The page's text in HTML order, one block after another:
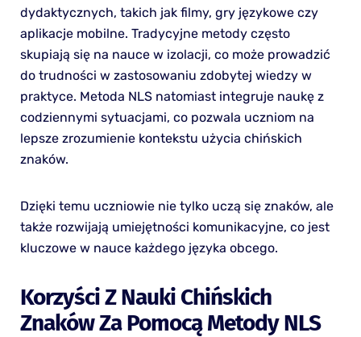
dydaktycznych, takich jak filmy, gry językowe czy
aplikacje mobilne. Tradycyjne metody często
skupiają się na nauce w izolacji, co może prowadzić
do trudności w zastosowaniu zdobytej wiedzy w
praktyce. Metoda NLS natomiast integruje naukę z
codziennymi sytuacjami, co pozwala uczniom na
lepsze zrozumienie kontekstu użycia chińskich
znaków.
Dzięki temu uczniowie nie tylko uczą się znaków, ale
także rozwijają umiejętności komunikacyjne, co jest
kluczowe w nauce każdego języka obcego.
Korzyści Z Nauki Chińskich
Znaków Za Pomocą Metody NLS